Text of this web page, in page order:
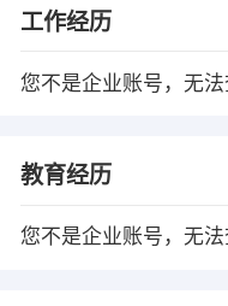
工作经历
您不是企业账号，无法
教育经历
您不是企业账号，无法